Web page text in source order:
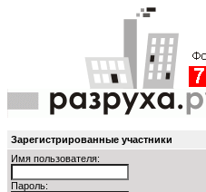
Зарегистрированные участники
Имя пользователя:
Пароль: